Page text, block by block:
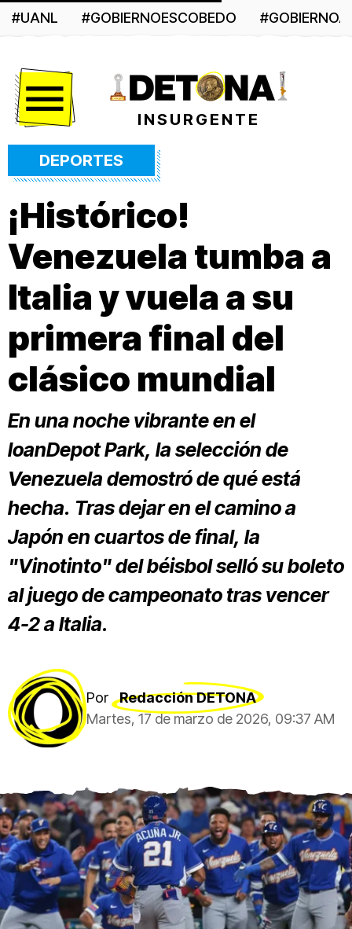
#UANL #GOBIERNOESCOBEDO
INSURGENTE
DEPORTES
¡Histórico!
Venezuela tumba a
Italia y vuela a su
primera final del
clásico mundial
En una noche vibrante en el
loanDepot Park, la selección de
Venezuela demostró de qué está
hecha. Tras dejar en el camino a
Japón en cuartos de final, la
"Vinotinto" del béisbol selló su boleto
al juego de campeonato tras vencer
4-2 a Italia.
Por
Redacción DETONA
Martes, 17 de marzo de 2026, 09:37 AM